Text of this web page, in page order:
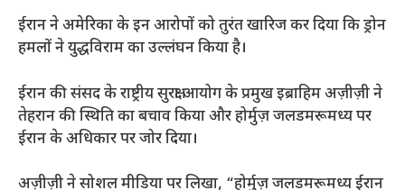
ईरान ने अमेरिका के इन आरोपों को तुरंत खारिज कर दिया कि ड्रोन
हमलों ने युद्धविराम का उल्लंघन किया है।
ईरान की संसद के राष्ट्रीय सुरक्षा आयोग के प्रमुख इब्राहिम अज़ीज़ी ने
तेहरान की स्थिति का बचाव किया और होर्मुज़ जलडमरूमध्य पर
ईरान के अधिकार पर जोर दिया।
अज़ीज़ी ने सोशल मीडिया पर लिखा, “होर्मुज़ जलडमरूमध्य ईरान